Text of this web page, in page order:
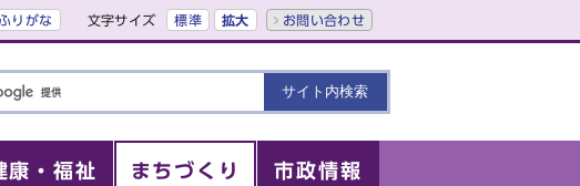
ふりがな 文字サイズ 標準 拡大 お問い合わせ
康・福祉 まちづくり 市政情報